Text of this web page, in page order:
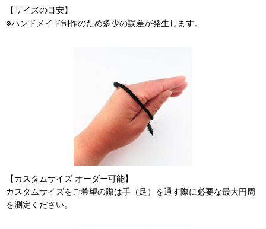
【サイズの目安】
※ハンドメイド制作のため多少の誤差が発生します。
【カスタムサイズ オーダー可能】
カスタムサイズをご希望の際は手（足）を通す際に必要な最大円周
を測定ください。